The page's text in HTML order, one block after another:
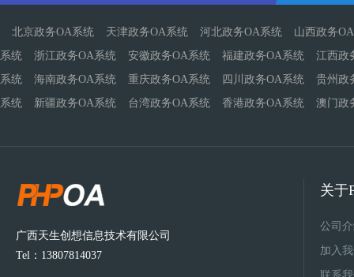
北京政务OA系统 天津政务OA系统 河北政务OA系统
山西政务
系统
浙江政务OA系统 安徽政务OA系统 福建政务OA系统
江西政
系统
海南政务OA系统 重庆政务OA系统 四川政务OA系统
贵州政
系统
新疆政务OA系统 台湾政务OA系统 香港政务OA系统 澳门政
广西天生创想信息技术有限公司
Tel：13807814037
关于
公司
加入